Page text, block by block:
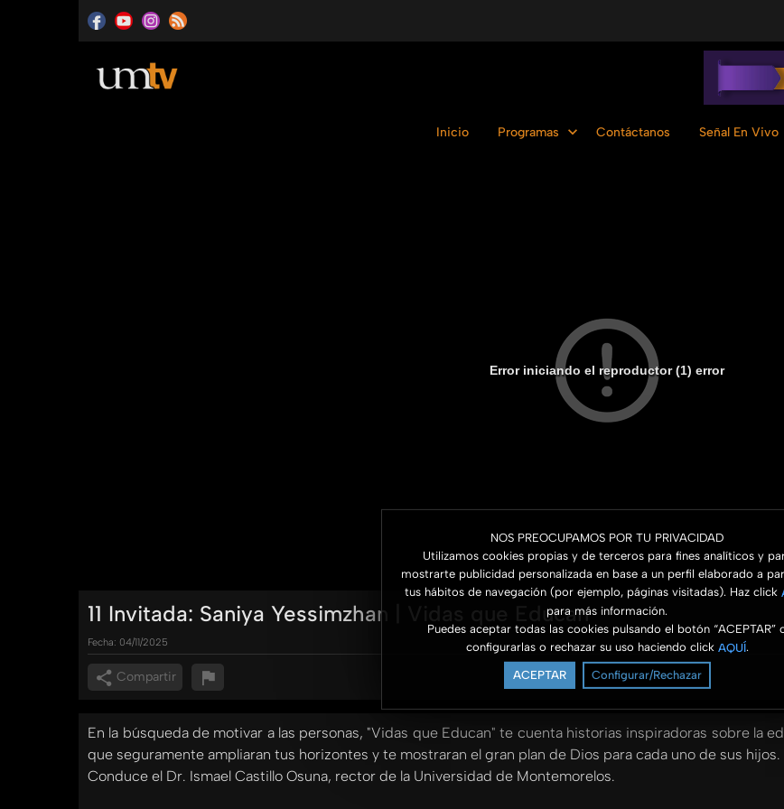
NOS PREOCUPAMOS POR TU PRIVACIDAD
Utilizamos cookies propias y de terceros para fines analíticos y
mostrarte publicidad personalizada en base a un perfil elaborado a
tus hábitos de navegación (por ejemplo, páginas visitadas). Haz click
para más información.
Puedes aceptar todas las cookies pulsando el botón “ACEPTAR”
configurarlas o rechazar su uso haciendo click AQUÍ.
ACEPTAR Configurar/Rechazar
Inicio Programas Contáctanos Señal En Vivo
Error iniciando el reproductor (1) error
11 Invitada: Saniya Yessimzhan | Vidas que Educan
Fecha: 04/11/2025
Compartir
En la búsqueda de motivar a las personas, "Vidas que Educan" te cuenta historias inspiradoras sobre la
que seguramente ampliaran tus horizontes y te mostraran el gran plan de Dios para cada uno de sus hijos.
Conduce el Dr. Ismael Castillo Osuna, rector de la Universidad de Montemorelos.